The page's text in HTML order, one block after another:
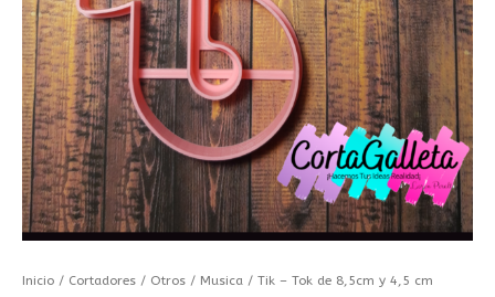
Inicio / Cortadores / Otros / Musica / Tik – Tok de 8,5cm y 4,5 cm